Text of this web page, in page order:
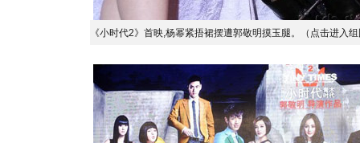
《小时代2》首映,杨幂紧捂裙摆遭郭敬明摸玉腿。（点击进入